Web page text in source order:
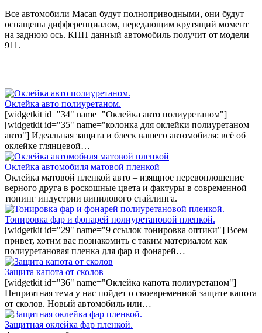
Все автомобили Macan будут полноприводными, они будут
оснащены дифференциалом, передающим крутящий момент
на заднюю ось. КПП данный автомобиль получит от модели
911.
Оклейка авто полиуретаном.
[widgetkit id="34" name="Оклейка авто полиуретаном"]
[widgetkit id="35" name="колонка для оклейки полиуретаном
авто"] Идеальная защита и блеск вашего автомобиля: всё об
оклейке глянцевой…
Оклейка автомобиля матовой пленкой
Оклейка матовой пленкой авто – изящное перевоплощение
верного друга в роскошные цвета и фактуры в современной
тюнинг индустрии винилового стайлинга.
Тонировка фар и фонарей полиуретановой пленкой.
[widgetkit id="29" name="9 ссылок тонировка оптики"] Всем
привет, хотим вас познакомить с таким материалом как
полиуретановая пленка для фар и фонарей…
Защита капота от сколов
[widgetkit id="36" name="Оклейка капота полиуретаном"]
Неприятная тема у нас пойдет о своевременной защите капота
от сколов. Новый автомобиль или…
Защитная оклейка фар пленкой.